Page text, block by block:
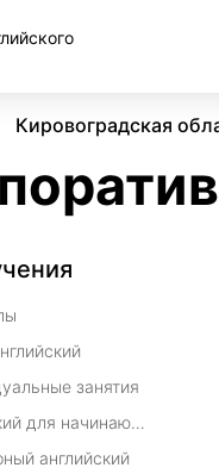
Кировоградская
занятия
для начинающих
английский